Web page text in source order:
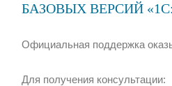
БАЗОВЫХ ВЕРСИЙ
Официальная поддержка
Для получения консультации: